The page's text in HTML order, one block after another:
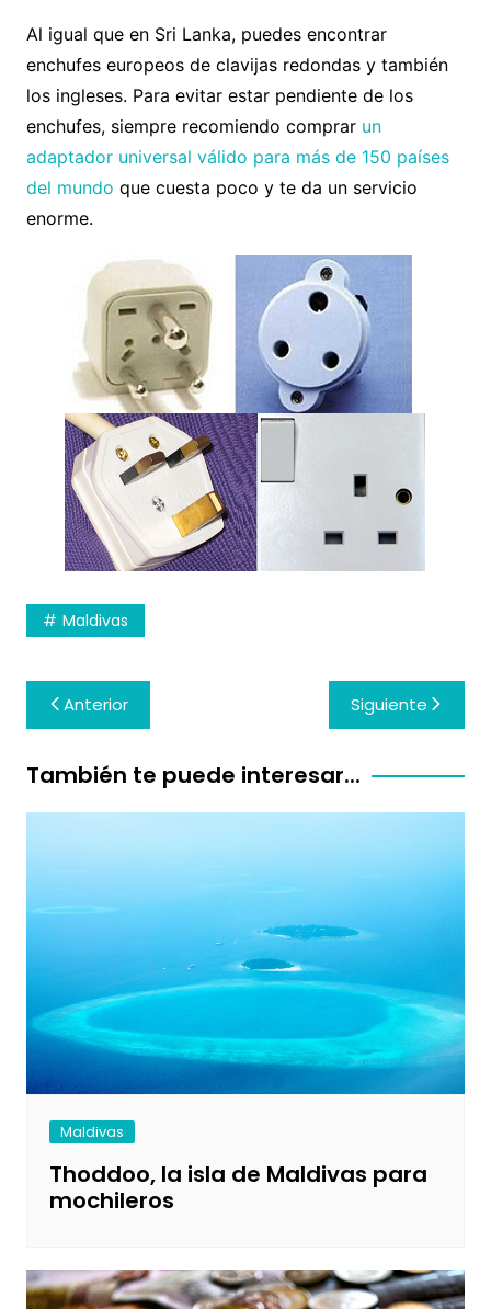
Al igual que en Sri Lanka, puedes encontrar
enchufes europeos de clavijas redondas y también
los ingleses. Para evitar estar pendiente de los
enchufes, siempre recomiendo comprar un
adaptador universal válido para más de 150 países
del mundo que cuesta poco y te da un servicio
enorme.
Maldivas
Navegación
de
entradas
Anterior Siguiente
También te puede interesar...
Maldivas
Thoddoo, la isla de Maldivas para
mochileros